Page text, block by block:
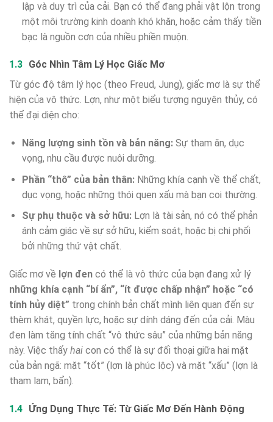
lập và duy trì của cải. Bạn có thể đang phải vật lộn trong
một môi trường kinh doanh khó khăn, hoặc cảm thấy tiền
bạc là nguồn cơn của nhiều phiền muộn.
Góc Nhìn Tâm Lý Học Giấc Mơ
Từ góc độ tâm lý học (theo Freud, Jung), giấc mơ là sự thể
hiện của vô thức. Lợn, như một biểu tượng nguyên thủy, có
thể đại diện cho:
Năng lượng sinh tồn và bản năng:Sự tham ăn, dục
vọng, nhu cầu được nuôi dưỡng.
Phần “thô” của bản thân:Những khía cạnh về thể chất,
dục vọng, hoặc những thói quen xấu mà bạn coi thường.
Sự phụ thuộc và sở hữu:Lợn là tài sản, nó có thể phản
ánh cảm giác về sự sở hữu, kiểm soát, hoặc bị chi phối
bởi những thứ vật chất.
Giấc mơ về lợn đen có thể là vô thức của bạn đang xử lý
những khía cạnh “bí ẩn”, “ít được chấp nhận” hoặc “có
tính hủy diệt” trong chính bản chất mình liên quan đến sự
thèm khát, quyền lực, hoặc sự dính dáng đến của cải. Màu
đen làm tăng tính chất “vô thức sâu” của những bản năng
này. Việc thấy hai con có thể là sự đối thoại giữa hai mặt
của bản ngã: mặt “tốt” (lợn là phúc lộc) và mặt “xấu” (lợn là
tham lam, bẩn).
Ứng Dụng Thực Tế: Từ Giấc Mơ Đến Hành Động